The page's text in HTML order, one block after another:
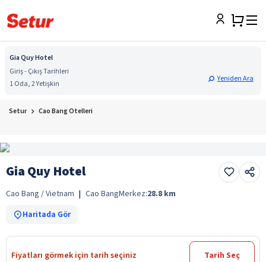
Gia Quy Hotel
Giriş - Çıkış Tarihleri
1 Oda, 2 Yetişkin
Yeniden Ara
Setur Cao Bang Otelleri
Gia Quy Hotel
Cao Bang / Vietnam | Cao BangMerkez:28.8 km
Haritada Gör
Fiyatları görmek için tarih seçiniz Tarih Seç